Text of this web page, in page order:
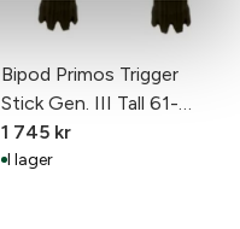
Bipod Primos Trigger
Stick Gen. III Tall 61-
155cm
1 745 kr
I lager